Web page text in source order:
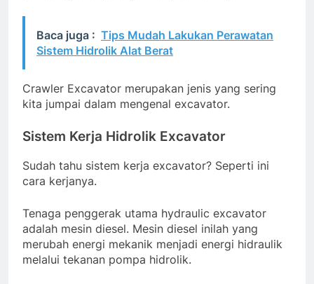
Baca juga : Tips Mudah Lakukan Perawatan
Sistem Hidrolik Alat Berat
Crawler Excavator merupakan jenis yang sering
kita jumpai dalam mengenal excavator.
Sistem Kerja Hidrolik Excavator
Sudah tahu sistem kerja excavator? Seperti ini
cara kerjanya.
Tenaga penggerak utama hydraulic excavator
adalah mesin diesel. Mesin diesel inilah yang
merubah energi mekanik menjadi energi hidraulik
melalui tekanan pompa hidrolik.